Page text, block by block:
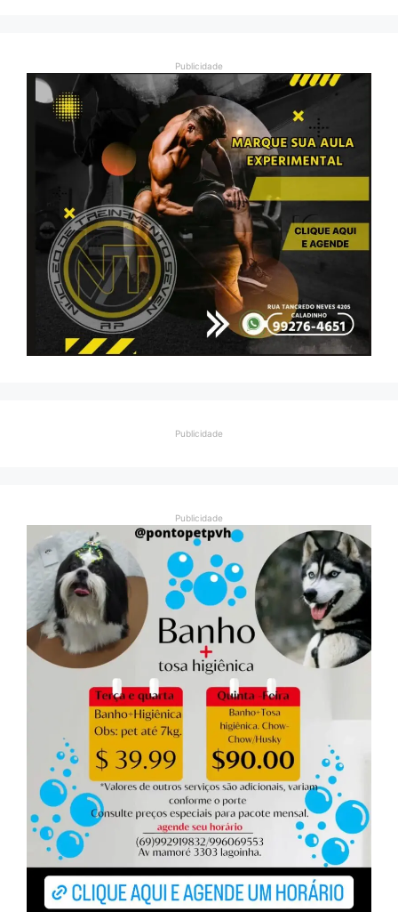
Publicidade
Publicidade
Publicidade